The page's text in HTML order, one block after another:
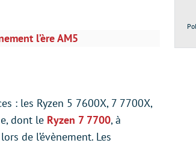
l’ère AM5
: les Ryzen 5 7600X, 7 7700X,
dont le Ryzen 7 7700, à
de l’évènement. Les